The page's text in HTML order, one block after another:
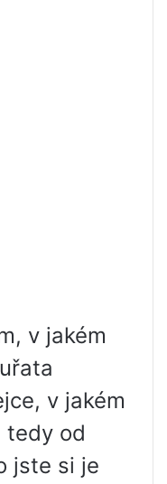
v jakém
v jakém
tedy od
jste si je